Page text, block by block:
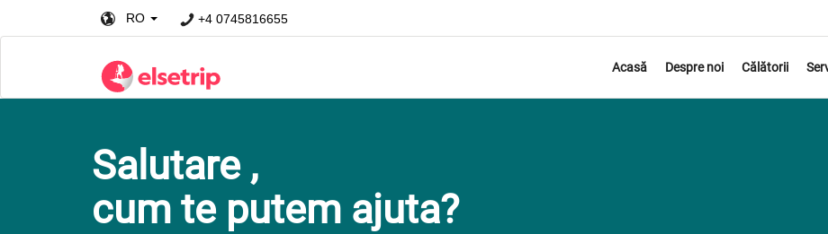
RO +4 0745816655
Acasă Despre noi Călătorii
Salutare ,
cum te putem ajuta?